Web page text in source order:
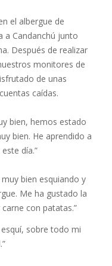
el albergue de
a Candanchú junto
Después de realizar
monitores de
de unas
caídas.
bien, hemos estado
bien. He aprendido a
día.”
bien esquiando y
Me ha gustado la
con patatas.”
sobre todo mi